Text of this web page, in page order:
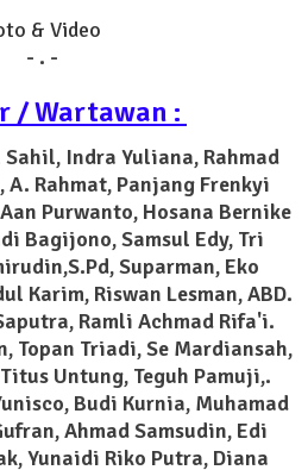
& Video
- . -
/ Wartawan :
Indra Yuliana, Rahmad
Rahmat, Panjang Frenkyi
Purwanto, Hosana Bernike
Bagijono, Samsul Edy, Tri
Suparman, Eko
Karim, Riswan Lesman, ABD.
Ramli Achmad Rifa'i.
Topan Triadi, Se Mardiansah,
Untung, Teguh Pamuji,.
Budi Kurnia, Muhamad
Ahmad Samsudin, Edi
Yunaidi Riko Putra, Diana